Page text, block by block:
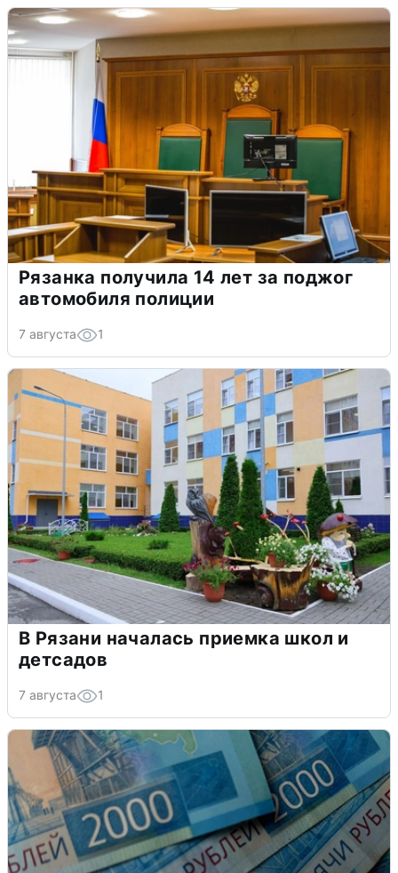
Рязанка получила 14 лет за поджог
автомобиля полиции
7 августа 1
В Рязани началась приемка школ и
детсадов
7 августа 1